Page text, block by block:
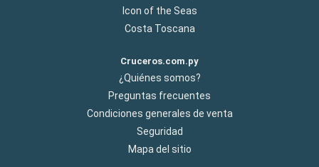
Icon of the Seas
Costa Toscana
Cruceros.com.py
¿Quiénes somos?
Preguntas frecuentes
Condiciones generales de venta
Seguridad
Mapa del sitio